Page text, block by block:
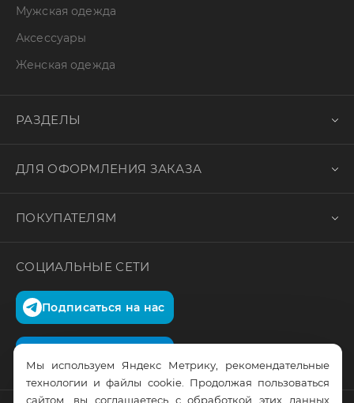
Мужская одежда
Аксессуары
Женская одежда
РАЗДЕЛЫ
ДЛЯ ОФОРМЛЕНИЯ ЗАКАЗА
ПОКУПАТЕЛЯМ
СОЦИАЛЬНЫЕ СЕТИ
Подписаться на нас
Мы используем Яндекс Метрику, рекомендательные
технологии и файлы cookie. Продолжая пользоваться
сайтом, вы соглашаетесь с обработкой этих данных